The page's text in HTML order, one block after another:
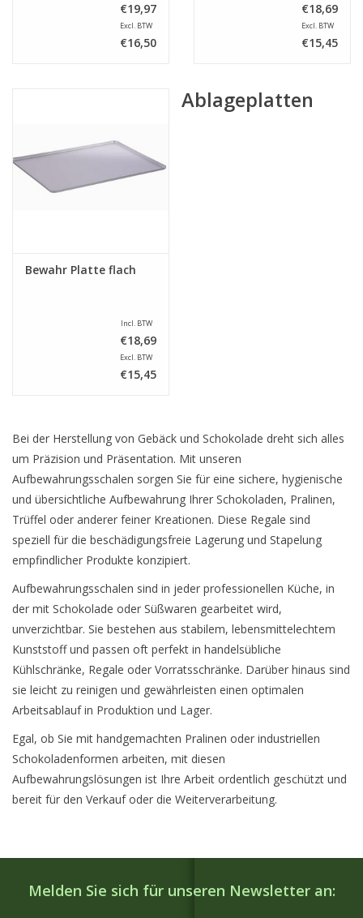
€19,97
Excl. BTW
€16,50
€18,69
Excl. BTW
€15,45
Bewahr Platte flach
Incl. BTW
€18,69
Excl. BTW
€15,45
Ablageplatten
Bei der Herstellung von Gebäck und Schokolade dreht sich alles
um Präzision und Präsentation. Mit unseren
Aufbewahrungsschalen sorgen Sie für eine sichere, hygienische
und übersichtliche Aufbewahrung Ihrer Schokoladen, Pralinen,
Trüffel oder anderer feiner Kreationen. Diese Regale sind
speziell für die beschädigungsfreie Lagerung und Stapelung
empfindlicher Produkte konzipiert.
Aufbewahrungsschalen sind in jeder professionellen Küche, in
der mit Schokolade oder Süßwaren gearbeitet wird,
unverzichtbar. Sie bestehen aus stabilem, lebensmittelechtem
Kunststoff und passen oft perfekt in handelsübliche
Kühlschränke, Regale oder Vorratsschränke. Darüber hinaus sind
sie leicht zu reinigen und gewährleisten einen optimalen
Arbeitsablauf in Produktion und Lager.
Egal, ob Sie mit handgemachten Pralinen oder industriellen
Schokoladenformen arbeiten, mit diesen
Aufbewahrungslösungen ist Ihre Arbeit ordentlich geschützt und
bereit für den Verkauf oder die Weiterverarbeitung.
Melden Sie sich für unseren Newsletter an: